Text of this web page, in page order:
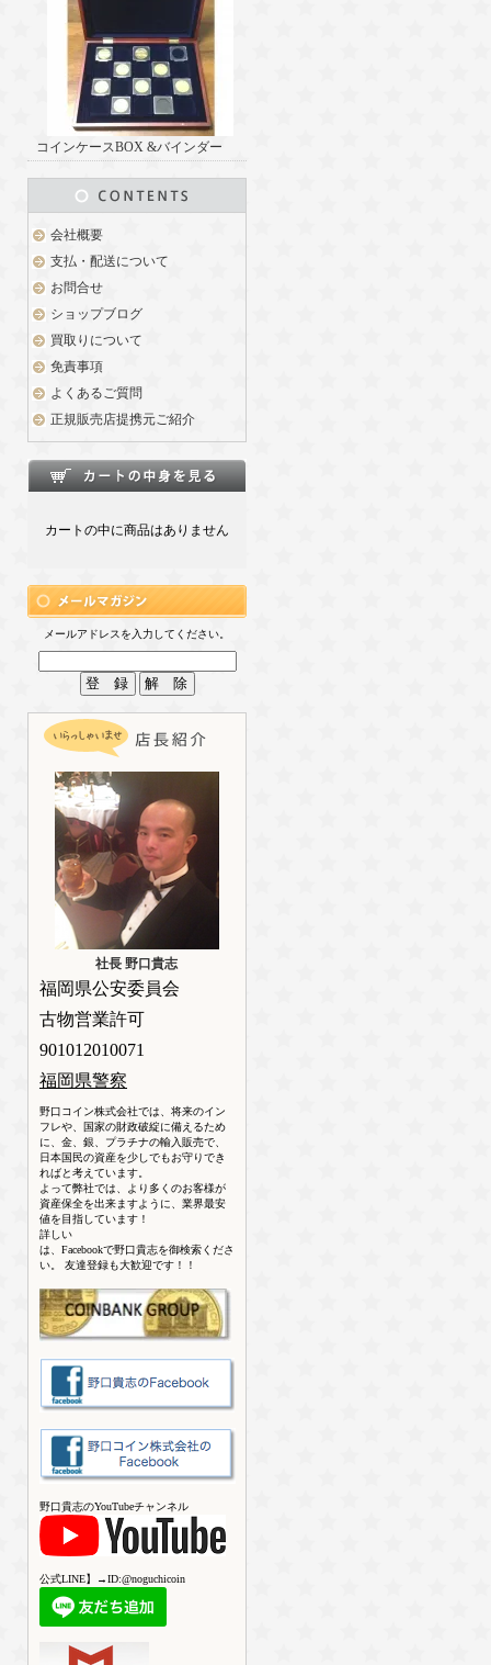
コインケースBOX &バインダー
会社概要
支払・配送について
お問合せ
ショップブログ
買取りについて
免責事項
よくあるご質問
正規販売店提携元ご紹介
カートの中に商品はありません
メールアドレスを入力してください。
社長 野口貴志
福岡県公安委員会
古物営業許可
901012010071
福岡県警察
野口コイン株式会社では、将来のイン
フレや、国家の財政破綻に備えるため
に、金、銀、プラチナの輸入販売で、
日本国民の資産を少しでもお守りでき
ればと考えています。
よって弊社では、より多くのお客様が
資産保全を出来ますように、業界最安
値を目指しています！
詳しい
は、Facebookで野口貴志を御検索くださ
い。 友達登録も大歓迎です！！
野口貴志のYouTubeチャンネル
公式LINE】→ID:@noguchicoin